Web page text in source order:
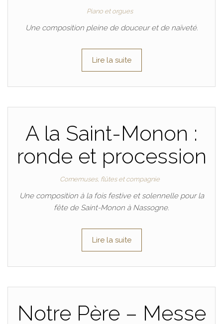
Piano et orgues
Une composition pleine de douceur et de naïveté.
Lire la suite
A la Saint-Monon :
ronde et procession
Cornemuses, flûtes et compagnie
Une composition à la fois festive et solennelle pour la
fête de Saint-Monon à Nassogne.
Lire la suite
Notre Père – Messe